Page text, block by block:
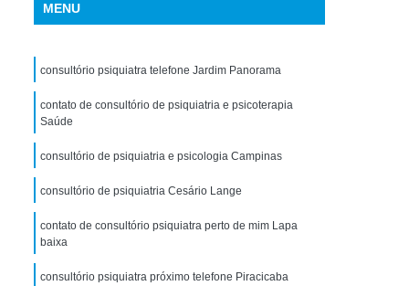
de Uso de Metanfetamina
de Uso de Substância
de Uso de êxtase
Tratamento Crise de Ansiedade
Tratamento para Ansiedade e Depressão
Interior de São Paulo
Tratamento para Crise de Ansiedade
Transtorno de Ansiedade
MENU
consultório psiquiatra telefone Jardim Panorama
contato de consultório de psiquiatria e psicoterapia
Saúde
consultório de psiquiatria e psicologia Campinas
consultório de psiquiatria Cesário Lange
contato de consultório psiquiatra perto de mim Lapa
baixa
consultório psiquiatra próximo telefone Piracicaba